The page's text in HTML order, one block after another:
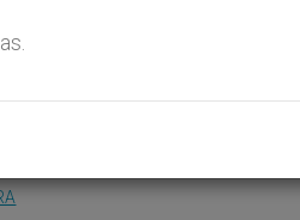
purpurado vietnamita